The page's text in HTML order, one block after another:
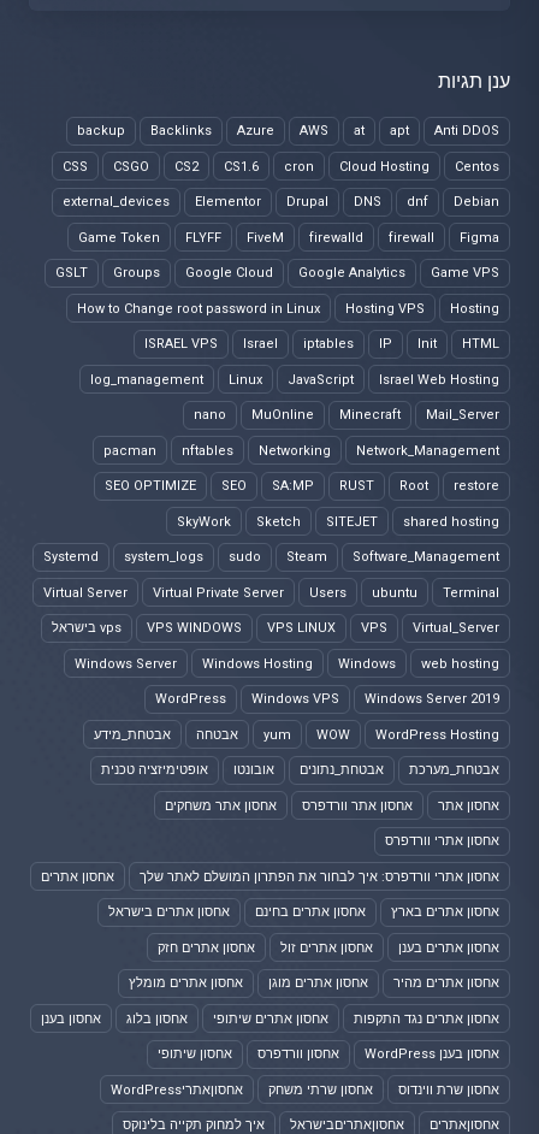
ענן תגיות
Anti DDOS
apt
at
AWS
Azure
Backlinks
backup
Centos
Cloud Hosting
cron
CS1.6
CS2
CSGO
CSS
Debian
dnf
DNS
Drupal
Elementor
external_devices
Figma
firewall
firewalld
FiveM
FLYFF
Game Token
Game VPS
Google Analytics
Google Cloud
Groups
GSLT
Hosting
Hosting VPS
How to Change root password in Linux
HTML
Init
IP
iptables
Israel
ISRAEL VPS
Israel Web Hosting
JavaScript
Linux
log_management
Mail_Server
Minecraft
MuOnline
nano
Network_Management
Networking
nftables
pacman
restore
Root
RUST
SA:MP
SEO
SEO OPTIMIZE
shared hosting
SITEJET
Sketch
SkyWork
Software_Management
Steam
sudo
system_logs
Systemd
Terminal
ubuntu
Users
Virtual Private Server
Virtual Server
Virtual_Server
VPS
VPS LINUX
VPS WINDOWS vps בישראל
web hosting
Windows
Windows Hosting
Windows Server
Windows Server 2019
Windows VPS
WordPress
WordPress Hosting
WOW
yum אבטחה אבטחת_מידע
אבטחת_מערכת אבטחת_נתונים אובונטו אופטימיזציה טכנית
אחסון אתר אחסון אתר וורדפרס אחסון אתר משחקים
אחסון אתרי וורדפרס
אחסון אתרי וורדפרס: איך לבחור את הפתרון המושלם לאתר שלך אחסון אתרים
אחסון אתרים בארץ אחסון אתרים בחינם אחסון אתרים בישראל
אחסון אתרים בענן אחסון אתרים זול אחסון אתרים חזק
אחסון אתרים מהיר אחסון אתרים מוגן אחסון אתרים מומלץ
אחסון אתרים נגד התקפות אחסון אתרים שיתופי אחסון בלוג אחסון בענן
אחסון בענן WordPress אחסון וורדפרס אחסון שיתופי
אחסון שרת ווינדוס אחסון שרתי משחק אחסוןאתריWordPress
אחסוןאתרים אחסוןאתריםבישראל איך למחוק תקייה בלינוקס